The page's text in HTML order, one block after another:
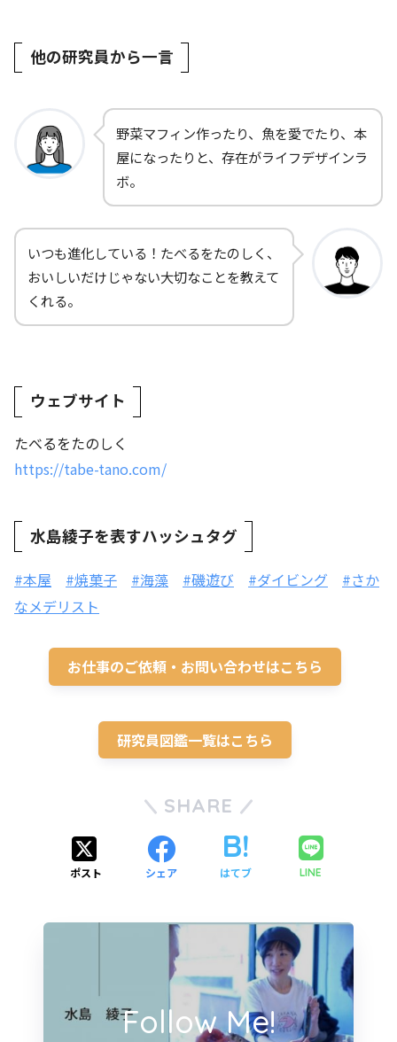
他の研究員から一言
野菜マフィン作ったり、魚を愛でたり、本
屋になったりと、存在がライフデザインラ
ボ。
いつも進化している！たべるをたのしく、
おいしいだけじゃない大切なことを教えて
くれる。
ウェブサイト
たべるをたのしく
https://tabe-tano.com/
水島綾子を表すハッシュタグ
#本屋 #焼菓子 #海藻 #磯遊び #ダイビング
#さか
なメデリスト
お仕事のご依頼・お問い合わせはこちら
研究員図鑑一覧はこちら
SHARE
ポスト シェア はてブ LINE
Follow Me!